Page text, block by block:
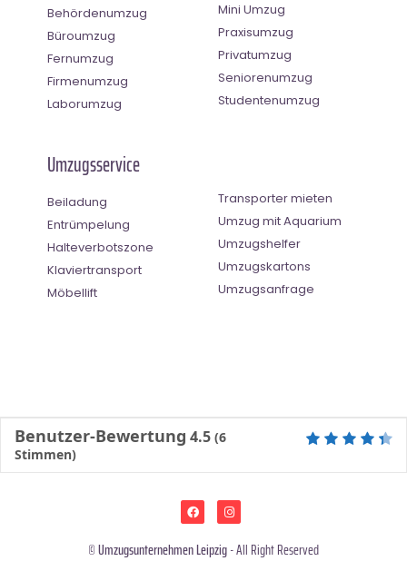
Behördenumzug
Büroumzug
Fernumzug
Firmenumzug
Laborumzug
Mini Umzug
Praxisumzug
Privatumzug
Seniorenumzug
Studentenumzug
Umzugsservice
Beiladung
Entrümpelung
Halteverbotszone
Klaviertransport
Möbellift
Transporter mieten
Umzug mit Aquarium
Umzugshelfer
Umzugskartons
Umzugsanfrage
Benutzer-Bewertung 4.5 (6
Stimmen)
©Umzugsunternehmen Leipzig- All Right Reserved